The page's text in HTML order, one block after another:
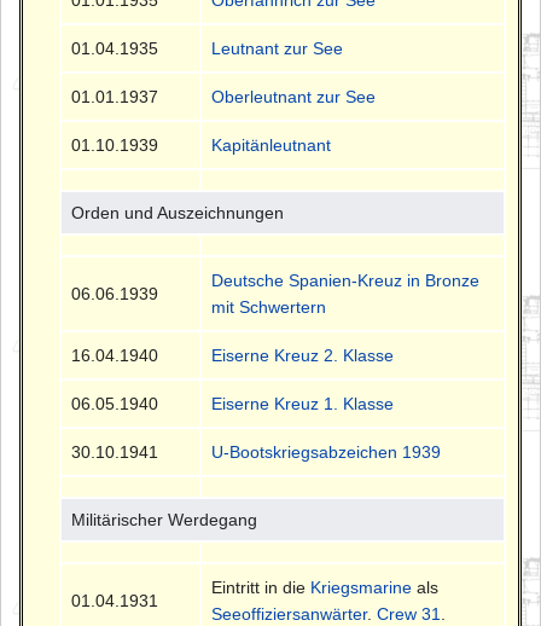
01.04.1935 Leutnant zur See
01.01.1937 Oberleutnant zur See
01.10.1939 Kapitänleutnant
Orden und Auszeichnungen
06.06.1939
Deutsche Spanien-Kreuz in Bronze
mit Schwertern
16.04.1940 Eiserne Kreuz 2. Klasse
06.05.1940 Eiserne Kreuz 1. Klasse
30.10.1941 U-Bootskriegsabzeichen 1939
Militärischer Werdegang
01.04.1931
Eintritt in die Kriegsmarine als
Seeoffiziersanwärter.Crew 31